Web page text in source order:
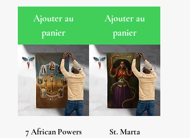
Ajouter au
panier
Ajouter au
panier
7 African Powers
St. Marta